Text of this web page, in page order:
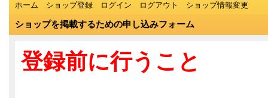
ホーム ショップ登録 ログイン ログアウト ショップ情報変更
ショップを掲載するための申し込みフォーム
登録前に行うこと